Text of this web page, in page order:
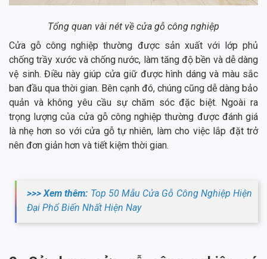
Tổng quan vài nét về cửa gỗ công nghiệp
Cửa gỗ công nghiệp thường được sản xuất với lớp phủ
chống trầy xước và chống nước, làm tăng độ bền và dễ dàng
vệ sinh. Điều này giúp cửa giữ được hình dáng và màu sắc
ban đầu qua thời gian. Bên cạnh đó, chúng cũng dễ dàng bảo
quản và không yêu cầu sự chăm sóc đặc biệt. Ngoài ra
trọng lượng của cửa gỗ công nghiệp thường được đánh giá
là nhẹ hơn so với cửa gỗ tự nhiên, làm cho việc lắp đặt trở
nên đơn giản hơn và tiết kiệm thời gian.
>>> Xem thêm: Top 50 Mẫu Cửa Gỗ Công Nghiệp Hiện
Đại Phổ Biến Nhất Hiện Nay